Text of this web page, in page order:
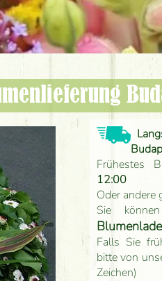
Frühestes
12:00
Oder andere
Sie
Falls Sie
bitte von
Zeichen)